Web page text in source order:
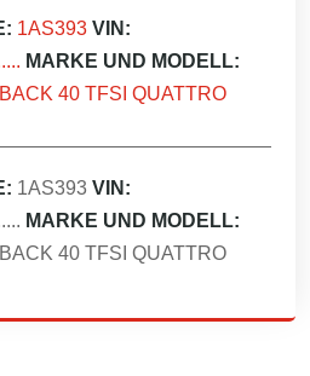
1AS393 VIN:
MARKE UND MODELL:
40 TFSI QUATTRO
1AS393 VIN:
MARKE UND MODELL:
40 TFSI QUATTRO